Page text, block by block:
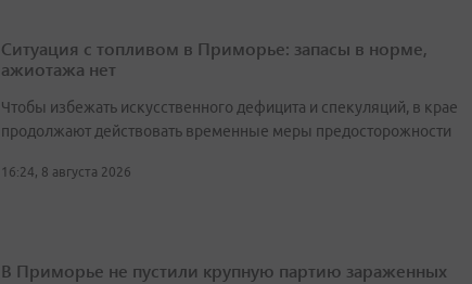
Ситуация с топливом в Приморье: запасы в норме,
ажиотажа нет
Чтобы избежать искусственного дефицита и спекуляций, в крае
продолжают действовать временные меры предосторожности
16:24, 8 августа 2026
В Приморье не пустили крупную партию зараженных